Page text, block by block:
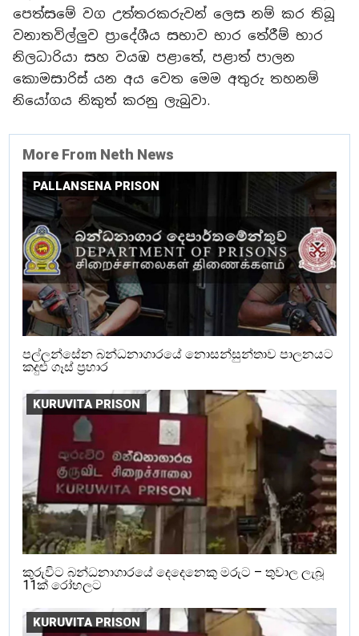
පෙත්සමේ වග උත්තරකරුවන් ලෙස නම් කර තිබූ
වනාතවිල්ලුව ප්‍රාදේශීය සභාව භාර තේරීම් භාර
නිලධාරියා සහ වයඹ පළාතේ, පළාත් පාලන
කොමසාරිස් යන අය වෙත මෙම අතුරු තහනම්
නියෝගය නිකුත් කරනු ලැබුවා.
More From Neth News
PALLANSENA PRISON
පල්ලන්සේන බන්ධනාගාරයේ නොසන්සුන්තාව පාලනයට
කදුළු ගෑස් ප්‍රහාර
KURUVITA PRISON
කුරුවිට බන්ධනාගාරයේ දෙදෙනෙකු මරුට – තුවාල ලැබූ
11ක් රෝහලට
KURUVITA PRISON